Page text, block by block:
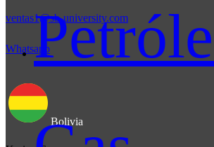
ventas1@sb-university.com
Whatsapp
Bolivia